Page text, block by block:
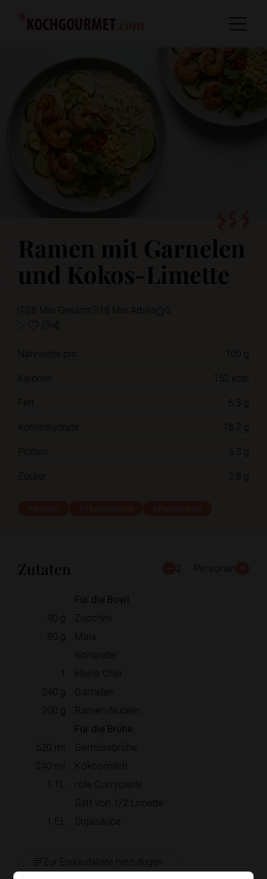
Ramen mit Garnelen
und Kokos-Limette
28 Min Gesamt 18 Min Arbeit 5
Nährwerte pro
100 g
Kalorien
152 kcal
Fett
6.3 g
Kohlenhydrate
18.7 g
Protein
5.3 g
Zucker
2.8 g
Zutaten 2 Personen
Für die Bowl
90 g
Zucchini
80 g
Mais
Koriander
1
kleine Chili
240 g
Garnelen
200 g Ramen-Nudeln
Für die Brühe
520 ml
Gemüsebrühe
240 ml
Kokosmilch
1 TL
rote Currypaste
Saft von 1/2 Limette
1 EL Sojasauce
Zur Einkaufsliste hinzufügen